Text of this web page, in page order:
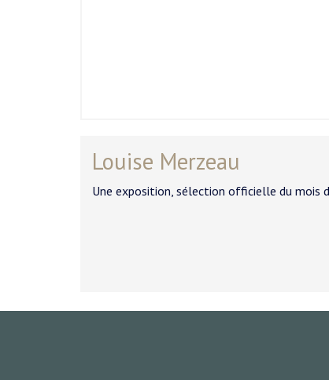
Louise Merzeau
Une exposition, sélection officielle du mois